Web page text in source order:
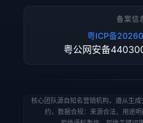
备案信
粤ICP备
粤公网安备
核心团队源自知名营销机构，遵从生
约，数据合规：来源合法、用途明